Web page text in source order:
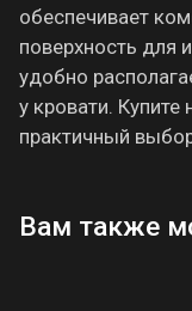
обеспечивает
поверхность для
удобно
у кровати.
практичный
Вам также